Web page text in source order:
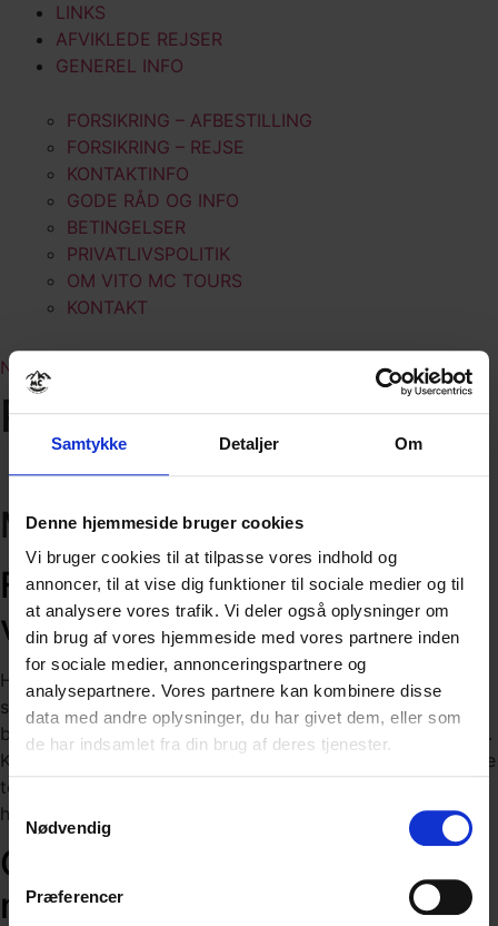
Samtykke Detaljer Om
Denne hjemmeside bruger cookies
Vi bruger cookies til at tilpasse vores indhold og
annoncer, til at vise dig funktioner til sociale medier og til
at analysere vores trafik. Vi deler også oplysninger om
din brug af vores hjemmeside med vores partnere inden
for sociale medier, annonceringspartnere og
analysepartnere. Vores partnere kan kombinere disse
data med andre oplysninger, du har givet dem, eller som
de har indsamlet fra din brug af deres tjenester.
Nødvendig
Præferencer
LINKS
AFVIKLEDE REJSER
GENEREL INFO
FORSIKRING – AFBESTILLING
FORSIKRING – REJSE
KONTAKTINFO
GODE RÅD OG INFO
BETINGELSER
PRIVATLIVSPOLITIK
OM VITO MC TOURS
KONTAKT
NYHEDSBREV
PORTUGAL
Motorcykelrejser i Portugal
Motorcykelrejser i Portugal
Fantastiske oplevelser
venter!
Hvis du er til motorcykelkørsel, er Portugal en af Europas
skjulte perler. Her venter fantastisk asfalt, snoede
bjergveje og kystruter, der er som skræddersyet til to hjul.
Kombiner det med over 3.000 solskinstimer årligt og milde
temperaturer, der sjældent dykker under 20 grader – så
har du opskriften på en drømmerejse for motorcyklister.
Oplev Portugal på
motorcykel